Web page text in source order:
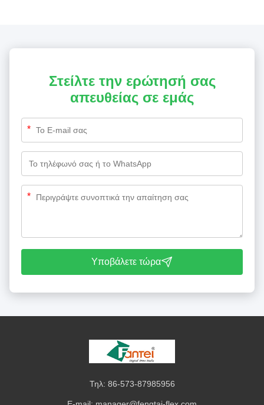
Στείλτε την ερώτησή σας
απευθείας σε εμάς
*
*
Υποβάλετε τώρα
Τηλ: 86-573-87985956